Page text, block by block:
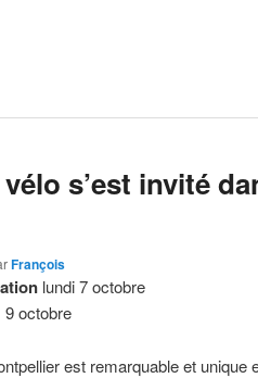
s’est invité
François
lundi 7 octobre
9 octobre
est remarquable et unique